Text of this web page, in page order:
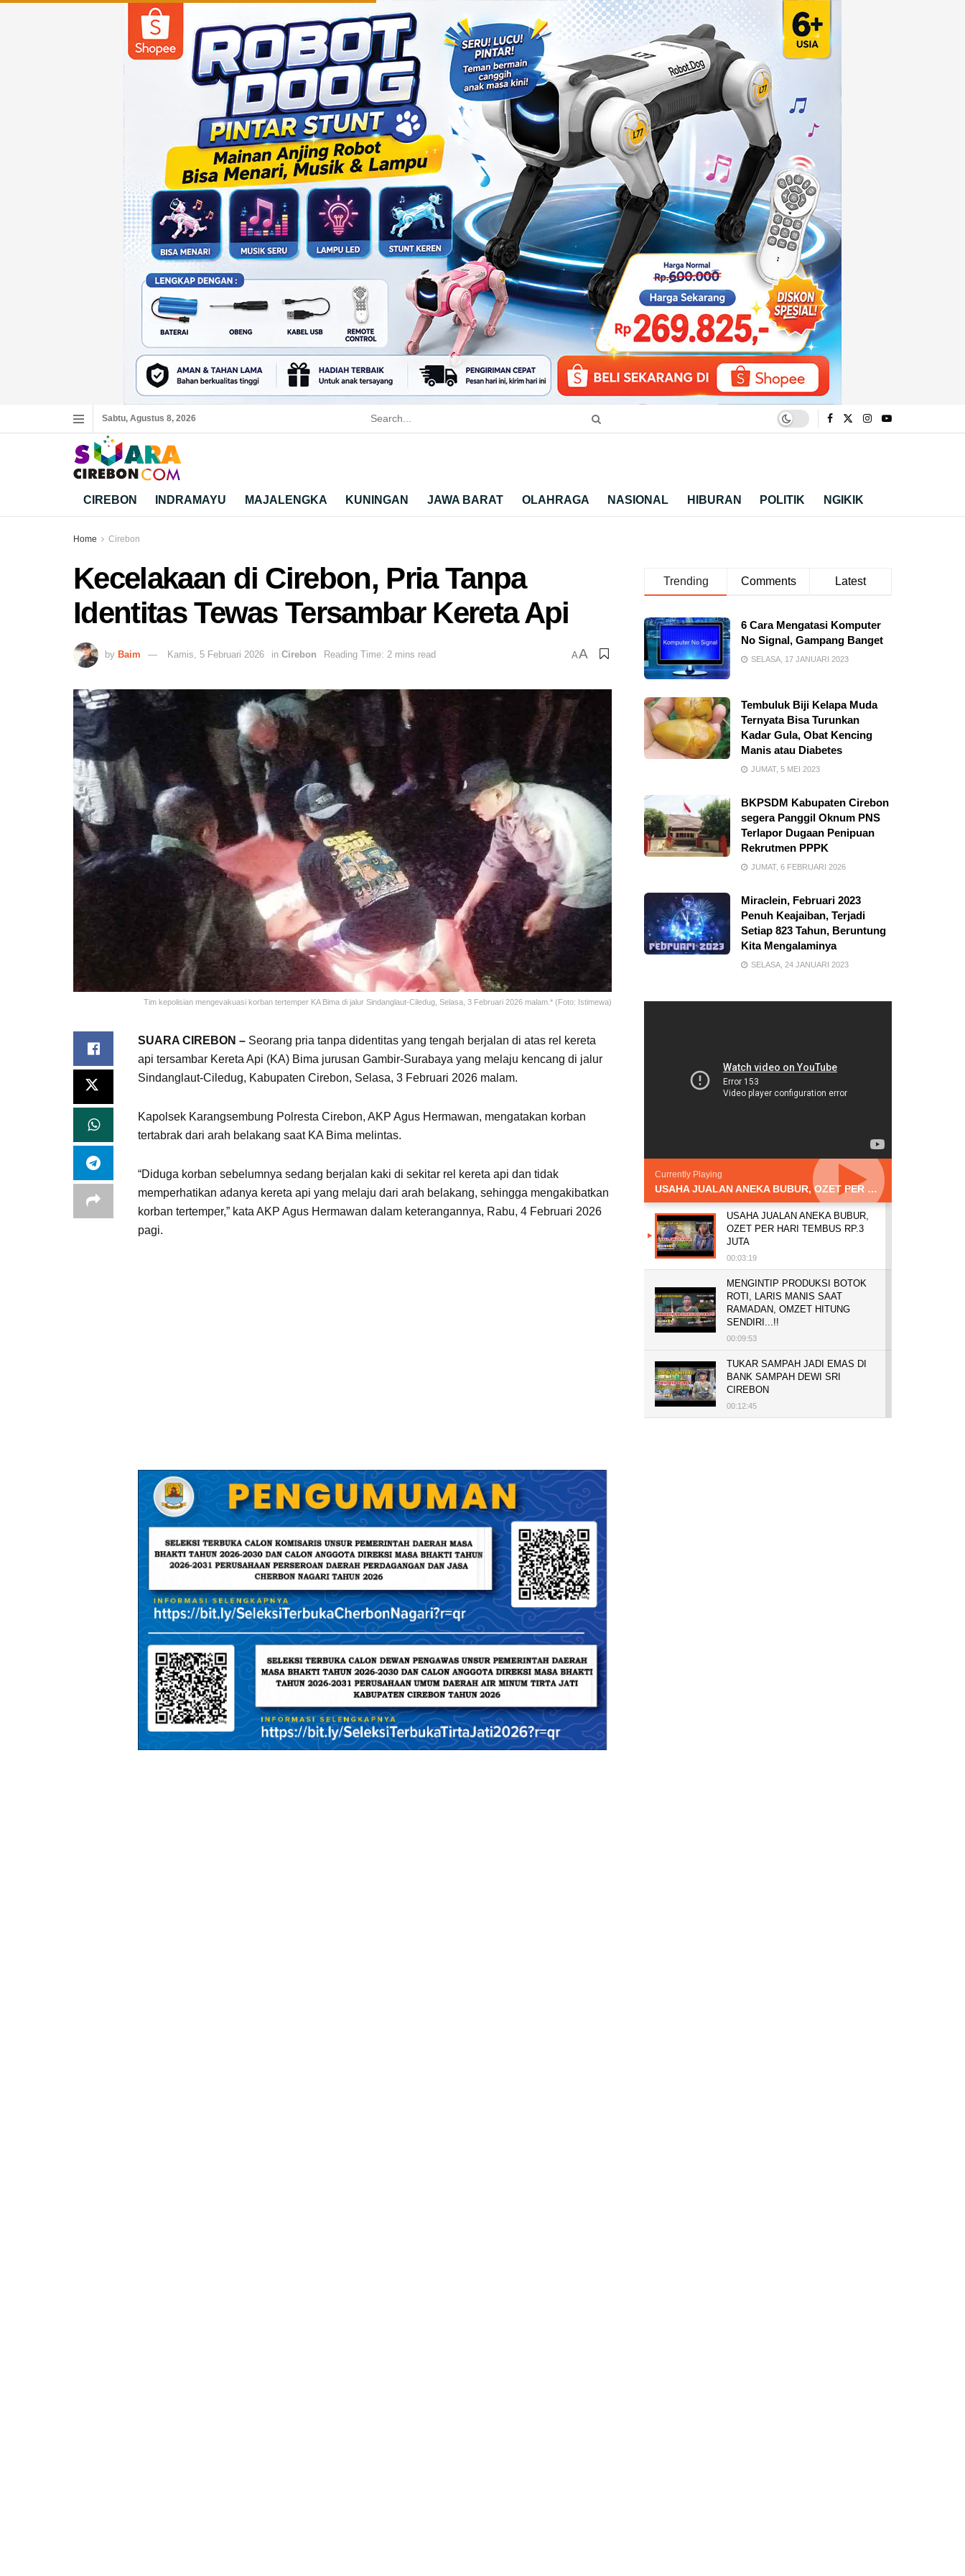
Sabtu, Agustus 8, 2026
CIREBON INDRAMAYU MAJALENGKA KUNINGAN JAWA BARAT OLAHRAGA NASIONAL HIBURAN POLITIK NGIKIK
Home Cirebon
Kecelakaan di Cirebon, Pria Tanpa
Identitas Tewas Tersambar Kereta Api
by Baim Kamis, 5 Februari 2026 in Cirebon Reading Time: 2 mins read AA
Tim kepolisian mengevakuasi korban tertemper KA Bima di jalur Sindanglaut-Ciledug, Selasa, 3 Februari 2026 malam.* (Foto: Istimewa)
SUARA CIREBON – Seorang pria tanpa didentitas yang tengah berjalan di atas rel kereta
api tersambar Kereta Api (KA) Bima jurusan Gambir-Surabaya yang melaju kencang di jalur
Sindanglaut-Ciledug, Kabupaten Cirebon, Selasa, 3 Februari 2026 malam.
Kapolsek Karangsembung Polresta Cirebon, AKP Agus Hermawan, mengatakan korban
tertabrak dari arah belakang saat KA Bima melintas.
“Diduga korban sebelumnya sedang berjalan kaki di sekitar rel kereta api dan tidak
memperhatikan adanya kereta api yang melaju dari arah belakang, sehingga mengakibatkan
korban tertemper,” kata AKP Agus Hermawan dalam keterangannya, Rabu, 4 Februari 2026
pagi.
Trending Comments Latest
6 Cara Mengatasi Komputer
No Signal, Gampang Banget
SELASA, 17 JANUARI 2023
Tembuluk Biji Kelapa Muda
Ternyata Bisa Turunkan
Kadar Gula, Obat Kencing
Manis atau Diabetes
JUMAT, 5 MEI 2023
BKPSDM Kabupaten Cirebon
segera Panggil Oknum PNS
Terlapor Dugaan Penipuan
Rekrutmen PPPK
JUMAT, 6 FEBRUARI 2026
Miraclein, Februari 2023
Penuh Keajaiban, Terjadi
Setiap 823 Tahun, Beruntung
Kita Mengalaminya
SELASA, 24 JANUARI 2023
Currently Playing
USAHA JUALAN ANEKA BUBUR, OZET PER HARI TEMBUS RP.3 JUTA
USAHA JUALAN ANEKA BUBUR,
OZET PER HARI TEMBUS RP.3
JUTA
00:03:19
MENGINTIP PRODUKSI BOTOK
ROTI, LARIS MANIS SAAT
RAMADAN, OMZET HITUNG
SENDIRI...!!
00:09:53
TUKAR SAMPAH JADI EMAS DI
BANK SAMPAH DEWI SRI
CIREBON
00:12:45